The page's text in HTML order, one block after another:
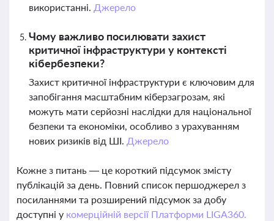
використанні. Джерело
Чому важливо посилювати захист
критичної інфраструктури у контексті
кібербезпеки?
Захист критичної інфраструктури є ключовим для
запобігання масштабним кіберзагрозам, які
можуть мати серйозні наслідки для національної
безпеки та економіки, особливо з урахуванням
нових ризиків від ШІ. Джерело
Кожне з питань — це короткий підсумок змісту
публікацій за день. Повний список першоджерел з
посиланнями та розширений підсумок за добу
доступні у комерційній версії Платформи LIGA360.